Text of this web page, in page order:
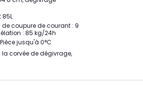
85L
coupure de courant : 9
: 85 kg/24h
jusqu'à 0°C
la corvée de dégivrage,